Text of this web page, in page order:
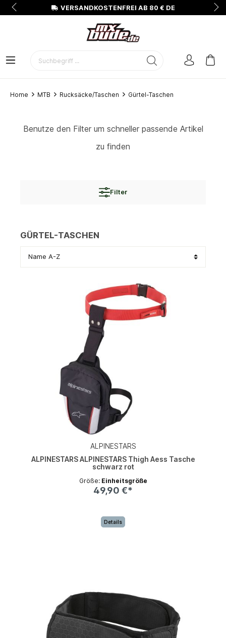
VERSANDKOSTENFREI AB 80 € DE
Home MTB Rucksäcke/Taschen Gürtel-Taschen
Benutze den Filter um schneller passende Artikel
zu finden
Filter
GÜRTEL-TASCHEN
ALPINESTARS
ALPINESTARS ALPINESTARS Thigh Aess Tasche
schwarz rot
Größe: Einheitsgröße
49,90 €*
Details